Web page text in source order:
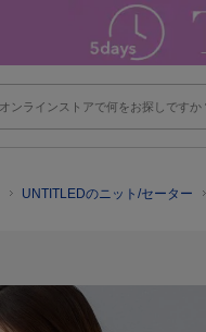
UNTITLEDのニット/セーター